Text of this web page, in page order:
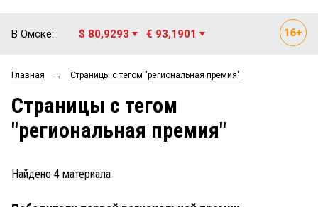
ОБЩЕСТВО
ЗАКОН
ПРОИСШЕСТВИЯ
Мнения
Блоги
В Омске: $ 80,9293 € 93,1901
Главная → Страницы c тегом "региональная премия"
Страницы c тегом
"региональная премия"
Найдено 4 материала